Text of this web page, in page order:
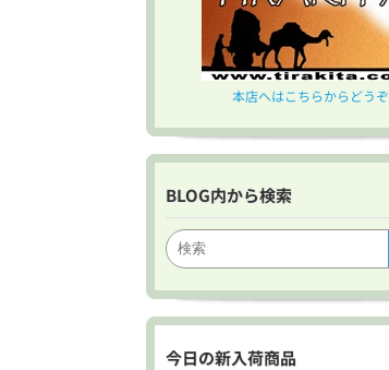
本店へはこちらからどうぞ
BLOG内から検索
今日の新入荷商品